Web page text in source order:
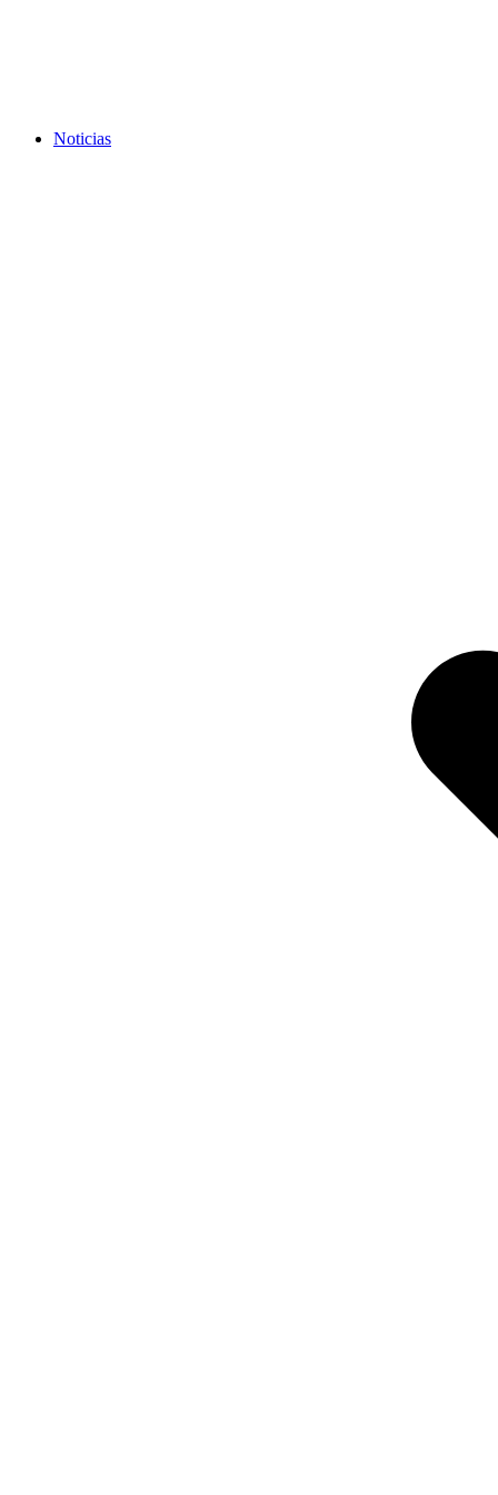
Noticias